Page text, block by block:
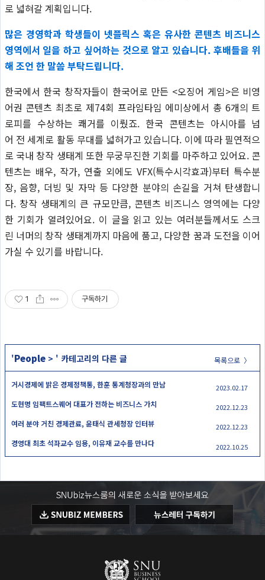
로 넓혀갈 계획입니다.
많은 경영학과 학생들이 넷플릭스 혹은 유사한 콘텐츠 비즈니스
영역에서 일을 하고 싶어하는 것으로 알고 있습니다. 후배들을 위
해 조언 한 말씀 부탁드립니다.
한국에서 한국 창작자들이 한국어로 만든 <오징어 게임>은 비영
어권 콘텐츠 최초로 제74회 프라임타임 에미상에서 총 6개의 트
로피를 수상하는 쾌거를 이뤘죠. 한국 콘텐츠는 아시아를 넘
어 전 세계로 활동 무대를 넓혀가고 있습니다. 이에 따라 필연적으
로 국내 창작 생태계 또한 무궁무진한 기회를 마주하고 있어요. 콘
텐츠는 배우, 작가, 연출 외에도 VFX(특수시각효과)부터 특수분
장, 음향, 더빙 및 자막 등 다양한 분야의 손길을 거쳐 탄생합니
다. 창작 생태계의 큰 규모만큼, 콘텐츠 비즈니스 영역에는 다양
한 기회가 열려있어요. 이 글을 읽고 있는 여러분들께서도 스크
린 너머의 창작 생태계까지 마음에 품고, 다양한 꿈과 도전을 이어
가실 수 있기를 바랍니다.
1 구독하기
목록으로 〉
'People> ' 카테고리의 다른 글
거시경제에 밝은 경제정책통, 한훈 통계청장과의 만남 2023.02.17
도현명 임팩트스퀘어 대표가 전하는 비즈니스 가치 2022.12.23
여러 분야 거친 경제관료, 윤태식 관세청장 인터뷰 2022.12.23
경영대 최초 석좌교수 임용, 이유재 교수를 만나다 2022.10.25